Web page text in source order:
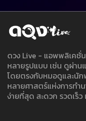
ดวง Live - แอพพลิเคชั่
หลายรูปแบบ เช่น ดูผ่า
โดยตรงกับหมอดูและนั
หลายศาสตร์แห่งการทำ
ง่ายที่สุด สะดวก รวดเร็